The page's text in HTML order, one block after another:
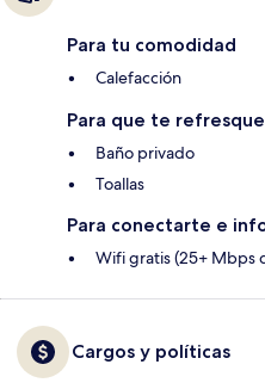
Para tu comodidad
Calefacción
Para que te
Baño privado
Toallas
Para conectarte e
Wifi gratis (25+ Mbps
Cargos y políticas